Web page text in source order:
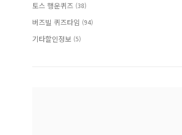
토스 행운퀴즈 (38)
버즈빌 퀴즈타임 (94)
기타할인정보 (5)